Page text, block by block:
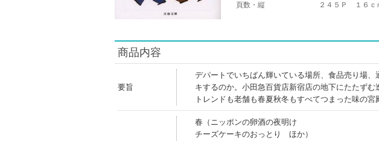
頁数・縦
２４５Ｐ １６ｃ
商品内容
要旨
デパートでいちばん輝いている場所、食品売り場
キするのか。小田急百貨店新宿店の地下にたたずむ
トレンドも老舗も春夏秋冬もすべてつまった味の宮
春（ニッポンの卵酒の夜明け
チーズケーキのおっとり ほか）